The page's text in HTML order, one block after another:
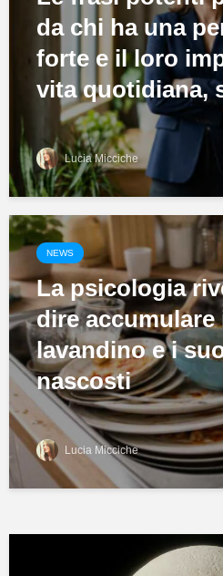
da chi ha una
forte e il loro
vita quotidiana,
Lucia Micciche
NEWS
La psicologia
dire
lavandino e i
nascosti
Lucia Micciche